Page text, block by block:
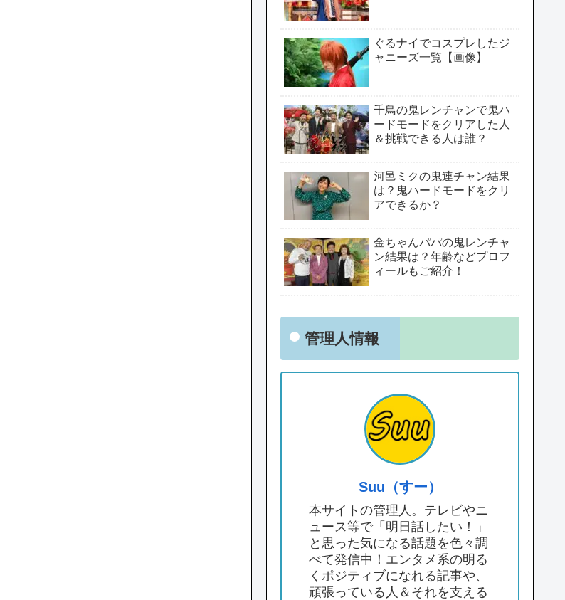
ぐるナイでコスプレしたジ
ャニーズ一覧【画像】
千鳥の鬼レンチャンで鬼ハ
ードモードをクリアした人
＆挑戦できる人は誰？
河邑ミクの鬼連チャン結果
は？鬼ハードモードをクリ
アできるか？
金ちゃんパパの鬼レンチャ
ン結果は？年齢などプロフ
ィールもご紹介！
管理人情報
Suu（すー）
本サイトの管理人。テレビやニ
ュース等で「明日話したい！」
と思った気になる話題を色々調
べて発信中！エンタメ系の明る
くポジティブになれる記事や、
頑張っている人＆それを支える